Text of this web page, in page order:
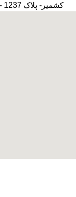
کشمیر- پلاک 1237 - فروشگاه امین تجارت آریان (امین طب)